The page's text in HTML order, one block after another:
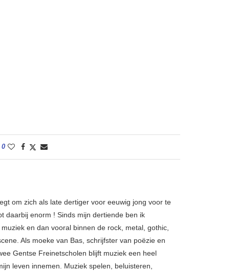
0
om zich als late dertiger voor eeuwig jong voor te
daarbij enorm ! Sinds mijn dertiende ben ik
en dan vooral binnen de rock, metal, gothic,
Als moeke van Bas, schrijfster van poëzie en
Gentse Freinetscholen blijft muziek een heel
leven innemen. Muziek spelen, beluisteren,